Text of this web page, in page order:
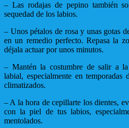
– Las rodajas de pepino también
sequedad de los labios.
– Unos pétalos de rosa y unas gotas
en un remedio perfecto. Repasa la
déjala actuar por unos minutos.
– Mantén la costumbre de salir a
labial, especialmente en
climatizados.
– A la hora de cepillarte los dientes,
con la piel de tus labios,
mentolados.